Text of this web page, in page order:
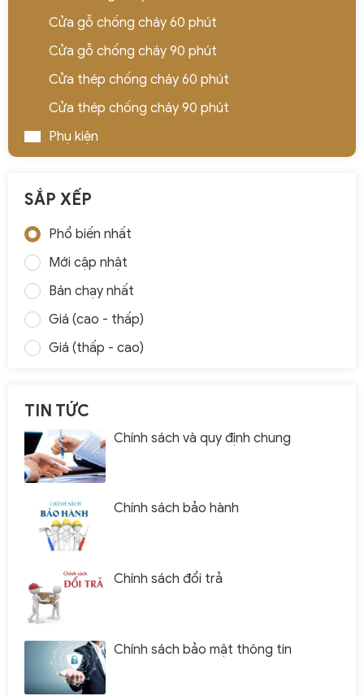
Cửa gỗ chống cháy 60 phút
Cửa gỗ chống cháy 90 phút
Cửa thép chống cháy 60 phút
Cửa thép chống cháy 90 phút
Phụ kiện
SẮP XẾP
Phổ biến nhất
Mới cập nhật
Bán chạy nhất
Giá (cao - thấp)
Giá (thấp - cao)
TIN TỨC
Chính sách và quy định chung
Chính sách bảo hành
Chính sách đổi trả
Chính sách bảo mật thông tin